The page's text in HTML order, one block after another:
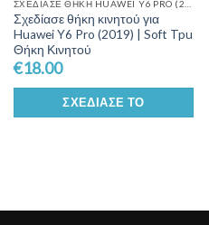
Σχεδίασε θήκη κινητού για
Huawei Y6 Pro (2019) | Soft Tpu
Θήκη Κινητού
€18.00
ΣΧΕΔΊΑΣΕ ΤΟ